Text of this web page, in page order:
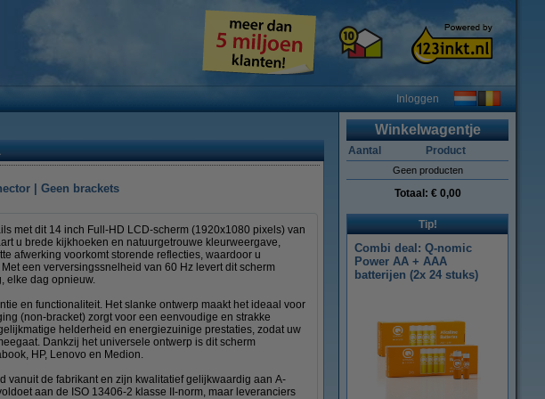
Inloggen
| Geen brackets
met dit 14 inch Full-HD LCD-scherm (1920x1080 pixels) van
u brede kijkhoeken en natuurgetrouwe kleurweergave,
afwerking voorkomt storende reflecties, waardoor u
een verversingssnelheid van 60 Hz levert dit scherm
elke dag opnieuw.
en functionaliteit. Het slanke ontwerp maakt het ideaal voor
(non-bracket) zorgt voor een eenvoudige en strakke
helderheid en energiezuinige prestaties, zodat uw
Dankzij het universele ontwerp is dit scherm
HP, Lenovo en Medion.
vanuit de fabrikant en zijn kwalitatief gelijkwaardig aan A-
aan de ISO 13406-2 klasse II-norm, maar leveranciers
Winkelwagentje
Aantal Product
Geen producten
Totaal: € 0,00
Tip!
Combi deal: Q-nomic
Power AA + AAA
batterijen (2x 24 stuks)